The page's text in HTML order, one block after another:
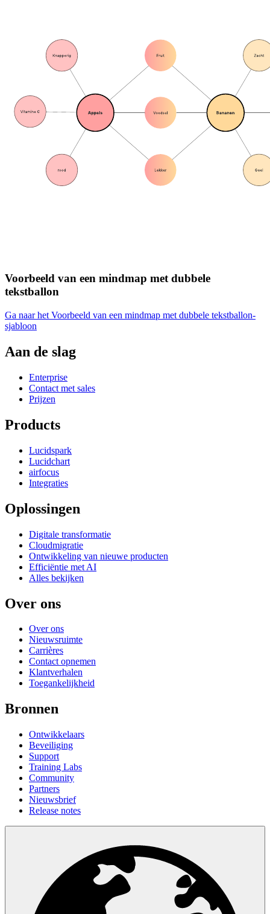
Voorbeeld van een mindmap met dubbele
tekstballon
Ga naar het Voorbeeld van een mindmap met dubbele tekstballon-
sjabloon
Aan de slag
Enterprise
Contact met sales
Prijzen
Products
Lucidspark
Lucidchart
airfocus
Integraties
Oplossingen
Digitale transformatie
Cloudmigratie
Ontwikkeling van nieuwe producten
Efficiëntie met AI
Alles bekijken
Over ons
Over ons
Nieuwsruimte
Carrières
Contact opnemen
Klantverhalen
Toegankelijkheid
Bronnen
Ontwikkelaars
Beveiliging
Support
Training Labs
Community
Partners
Nieuwsbrief
Release notes